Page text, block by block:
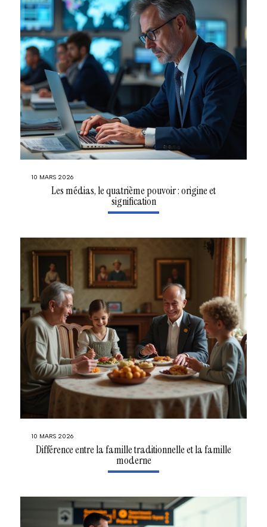
10 MARS 2026
Les médias, le quatrième pouvoir : origine et
signification
10 MARS 2026
Différence entre la famille traditionnelle et la famille
moderne